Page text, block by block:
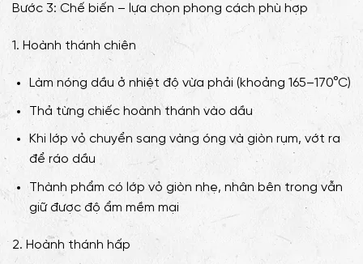
Bước 3: Chế biến – lựa chọn phong cách phù hợp
1. Hoành thánh chiên
Làm nóng dầu ở nhiệt độ vừa phải (khoảng 165–170°C)
Thả từng chiếc hoành thánh vào dầu
Khi lớp vỏ chuyển sang vàng óng và giòn rụm, vớt ra
để ráo dầu
Thành phẩm có lớp vỏ giòn nhẹ, nhân bên trong vẫn
giữ được độ ẩm mềm mại
2. Hoành thánh hấp